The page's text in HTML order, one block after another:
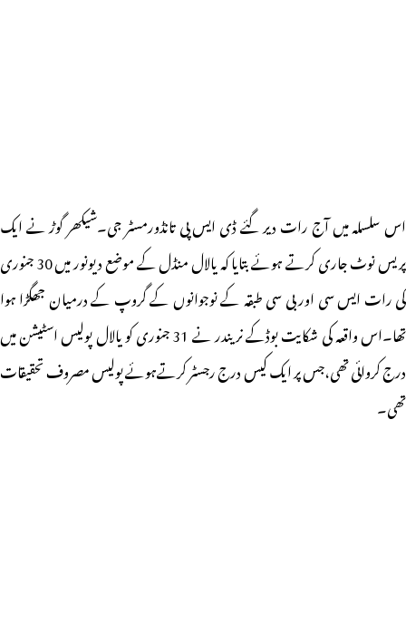
اس سلسلہ میں آج رات دیر گئے ڈی ایس پی تانڈورمسٹر جی۔شیکھر گوڑ نے ایک
پریس نوٹ جاری کرتے ہوئے بتایا کہ یالال منڈل کے موضع دیونور میں 30 جنوری
کی رات ایس سی اور بی سی طبقہ کے نوجوانوں کے گروپ کے درمیان جھگڑا ہوا
تھا۔اس واقعہ کی شکایت بوڈکے نریندر نے 31 جنوری کو یالال پولیس اسٹیشن میں
درج کروائی تھی،جس پر ایک کیس درج رجسٹر کرتےہوئے پولیس مصروف تحقیقات
تھی۔